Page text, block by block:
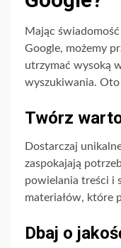
Mając
Google, możemy
utrzymać wysoką
wyszukiwania.
Twórz
Dostarczaj
zaspokajają
powielania treści i
materiałów, które
Dbaj o